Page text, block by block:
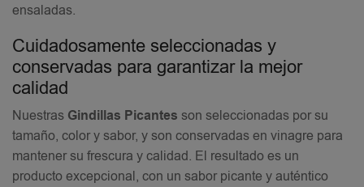
ensaladas.
Cuidadosamente seleccionadas y
conservadas para garantizar la mejor
calidad
Nuestras Gindillas Picantes son seleccionadas por su
tamaño, color y sabor, y son conservadas en vinagre para
mantener su frescura y calidad. El resultado es un
producto excepcional, con un sabor picante y auténtico